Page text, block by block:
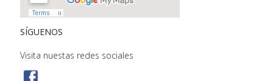
SÍGUENOS
Visita nuestas redes sociales